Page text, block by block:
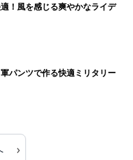
！風を感じる爽やかなライデ
パンツで作る快適ミリタリー
›